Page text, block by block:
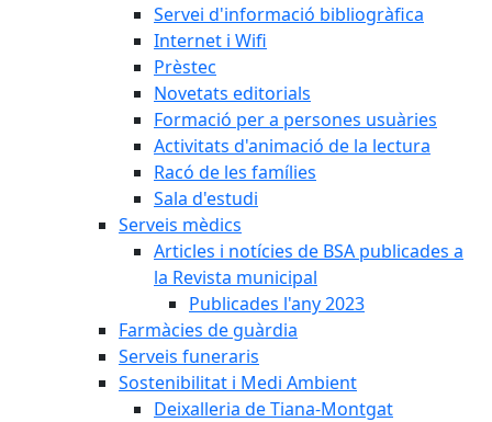
Servei d'informació bibliogràfica
Internet i Wifi
Prèstec
Novetats editorials
Formació per a persones usuàries
Activitats d'animació de la lectura
Racó de les famílies
Sala d'estudi
Serveis mèdics
Articles i notícies de BSA publicades a
la Revista municipal
Publicades l'any 2023
Farmàcies de guàrdia
Serveis funeraris
Sostenibilitat i Medi Ambient
Deixalleria de Tiana-Montgat